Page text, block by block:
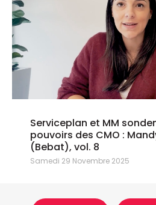
Serviceplan et MM
pouvoirs des CMO :
(Bebat), vol. 8
Samedi 29 Novembre 2025